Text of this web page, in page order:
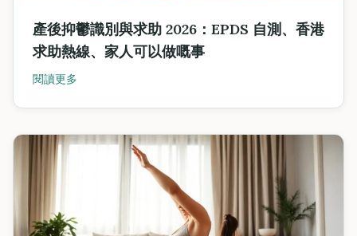
產後抑鬱識別與求助 2026：EPDS 自測、香港
求助熱線、家人可以做嘅事
閱讀更多